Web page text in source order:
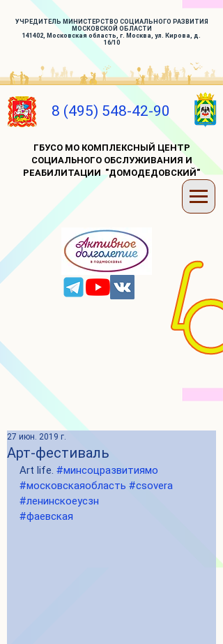
УЧРЕДИТЕЛЬ МИНИСТЕРСТВО СОЦИАЛЬНОГО РАЗВИТИЯ
МОСКОВСКОЙ ОБЛАСТИ
141402, Московская область, г. Москва, ул. Кирова, д.
16/10
8 (495) 548-42-90
ГБУСО МО КОМПЛЕКСНЫЙ ЦЕНТР
СОЦИАЛЬНОГО ОБСЛУЖИВАНИЯ И
РЕАБИЛИТАЦИИ "ДОМОДЕДОВСКИЙ"
Арт-фестиваль
27 июн. 2019 г.
Art life. #минсоцразвитиямо
#московскаяобласть #csovera
#ленинскоеусзн
#фаевская